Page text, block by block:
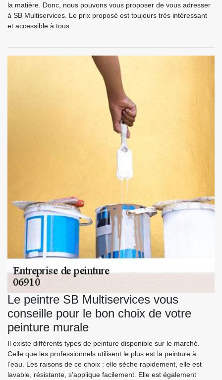
la matière. Donc, nous pouvons vous proposer de vous adresser
à SB Multiservices. Le prix proposé est toujours très intéressant
et accessible à tous.
Le peintre SB Multiservices vous
conseille pour le bon choix de votre
peinture murale
Il existe différents types de peinture disponible sur le marché.
Celle que les professionnels utilisent le plus est la peinture à
l’eau. Les raisons de ce choix : elle sèche rapidement, elle est
lavable, résistante, s’applique facilement. Elle est également